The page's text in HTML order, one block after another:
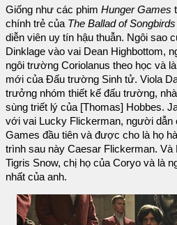
Giống như các phim Hunger Games
chính trẻ của The Ballad of
diễn viên uy tín hậu thuẫn. Ngôi sao
Dinklage vào vai Dean Highbottom,
ngôi trường Coriolanus theo học và
mới của Đấu trường Sinh tử. Viola
trưởng nhóm thiết kế đấu trường,
sùng triết lý của [Thomas] Hobbes.
với vai Lucky Flickerman, người dẫn
Games đầu tiên và được cho là họ
trình sau này Caesar Flickerman. Và
Tigris Snow, chị họ của Coryo và là
nhất của anh.